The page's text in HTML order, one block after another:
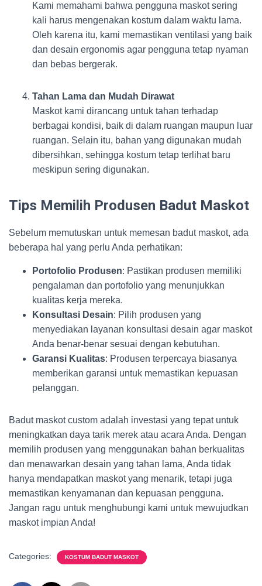
Kami memahami bahwa pengguna maskot sering
kali harus mengenakan kostum dalam waktu lama.
Oleh karena itu, kami memastikan ventilasi yang baik
dan desain ergonomis agar pengguna tetap nyaman
dan bebas bergerak.
Tahan Lama dan Mudah Dirawat
Maskot kami dirancang untuk tahan terhadap
berbagai kondisi, baik di dalam ruangan maupun luar
ruangan. Selain itu, bahan yang digunakan mudah
dibersihkan, sehingga kostum tetap terlihat baru
meskipun sering digunakan.
Tips Memilih Produsen Badut Maskot
Sebelum memutuskan untuk memesan badut maskot, ada
beberapa hal yang perlu Anda perhatikan:
Portofolio Produsen: Pastikan produsen memiliki
pengalaman dan portofolio yang menunjukkan
kualitas kerja mereka.
Konsultasi Desain: Pilih produsen yang
menyediakan layanan konsultasi desain agar maskot
Anda benar-benar sesuai dengan kebutuhan.
Garansi Kualitas: Produsen terpercaya biasanya
memberikan garansi untuk memastikan kepuasan
pelanggan.
Badut maskot custom adalah investasi yang tepat untuk
meningkatkan daya tarik merek atau acara Anda. Dengan
memilih produsen yang menggunakan bahan berkualitas
dan menawarkan desain yang tahan lama, Anda tidak
hanya mendapatkan maskot yang menarik, tetapi juga
memastikan kenyamanan dan kepuasan pengguna.
Jangan ragu untuk menghubungi kami untuk mewujudkan
maskot impian Anda!
Categories: KOSTUM BADUT MASKOT